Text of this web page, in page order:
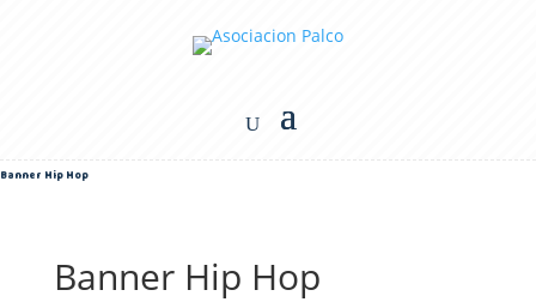
Banner Hip Hop
Banner Hip Hop